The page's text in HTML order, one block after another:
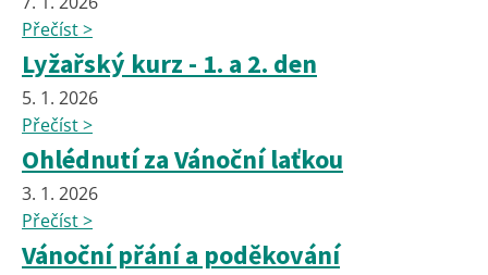
Přečíst >
Lyžařský kurz - 1. a 2. den
5. 1. 2026
Přečíst >
Ohlédnutí za Vánoční laťkou
3. 1. 2026
Přečíst >
Vánoční přání a poděkování